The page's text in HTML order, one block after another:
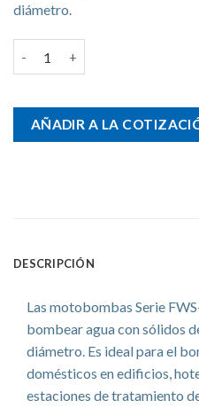
diámetro.
AÑADIR A LA
DESCRIPCIÓN
Las motobombas Serie
bombear agua con sólidos
diámetro. Es ideal para el
domésticos en edificios,
estaciones de tratamiento